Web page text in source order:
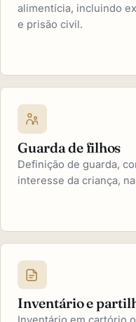
alimentícia, incluindo
e prisão civil.
Guarda de filhos
Definição de guarda,
interesse da criança,
Inventário e